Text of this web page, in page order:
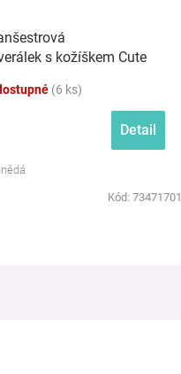
s kožíškem Cute
(6 ks)
Detail
Kód: 73471701